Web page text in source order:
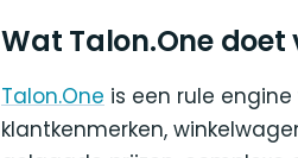
Wat Talon.One
Talon.One is een rule
klantkenmerken,